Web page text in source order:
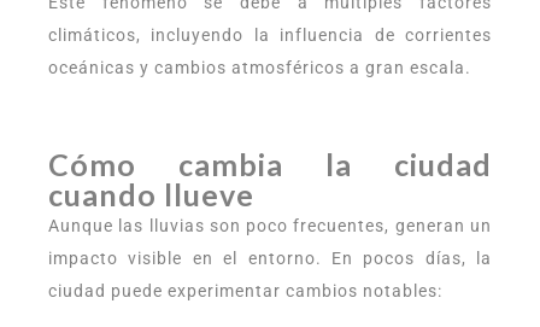
climáticos, incluyendo la influencia de corrientes
oceánicas y cambios atmosféricos a gran escala.
Cómo cambia la ciudad
cuando llueve
Aunque las lluvias son poco frecuentes, generan un
impacto visible en el entorno. En pocos días, la
ciudad puede experimentar cambios notables: